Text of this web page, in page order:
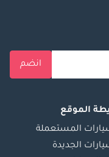
انضم
الموقع
المستعملة
الجديدة